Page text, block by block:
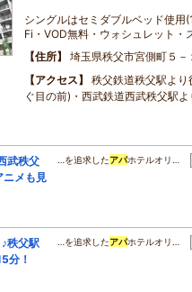
シングルはセミダブルベッド使
Fi・VOD無料・ウォシュレット・
住所
埼玉県秩父市宮側町５－
アクセス
秩父鉄道秩父駅よ
ぐ目の前)・西武鉄道西武秩父駅
武秩父
ニメも見
…を追求したアパホテルオリ…
秩父駅
分！
…を追求したアパホテルオリ…